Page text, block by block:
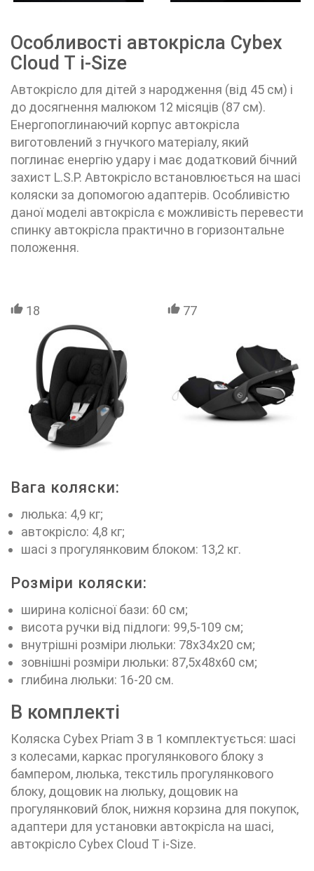
Особливості автокрісла Cybex
Cloud T i-Size
Автокрісло для дітей з народження (від 45 см) і
до досягнення малюком 12 місяців (87 см).
Енергопоглинаючий корпус автокрісла
виготовлений з гнучкого матеріалу, який
поглинає енергію удару і має додатковий бічний
захист L.S.P. Автокрісло встановлюється на шасі
коляски за допомогою адаптерів. Особливістю
даної моделі автокрісла є можливість перевести
спинку автокрісла практично в горизонтальне
положення.
18 77
Вага коляски:
люлька: 4,9 кг;
автокрісло: 4,8 кг;
шасі з прогулянковим блоком: 13,2 кг.
Розміри коляски:
ширина колісної бази: 60 см;
висота ручки від підлоги: 99,5-109 см;
внутрішні розміри люльки: 78х34х20 см;
зовнішні розміри люльки: 87,5х48х60 см;
глибина люльки: 16-20 см.
В комплекті
Коляска Cybex Priam 3 в 1 комплектується: шасі
з колесами, каркас прогулянкового блоку з
бампером, люлька, текстиль прогулянкового
блоку, дощовик на люльку, дощовик на
прогулянковий блок, нижня корзина для покупок,
адаптери для установки автокрісла на шасі,
автокрісло Cybex Cloud T i-Size.